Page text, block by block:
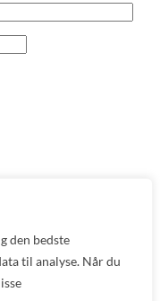
den bedste
til analyse. Når du
ny adgangskode, vil
din bestilling og
som beskrevet i